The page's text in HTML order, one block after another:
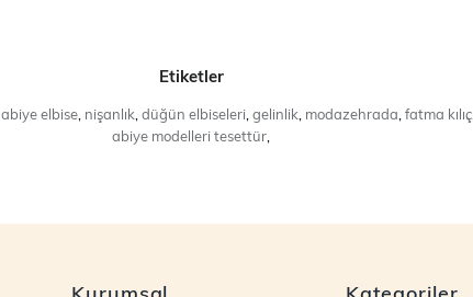
Etiketler
abiye elbise, nişanlık düğün elbiseleri, gelinlik modazehrada fatma kılıç,
abiye modelleri tesettür